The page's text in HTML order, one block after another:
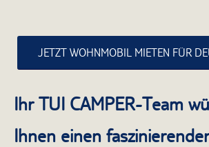
JETZT WOHNMOBIL MIETEN FÜR
Ihr TUI CAMPER-Team
Ihnen einen